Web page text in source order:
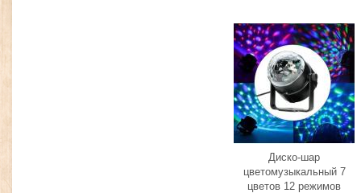
Диско-шар
цветомузыкальный 7
цветов 12 режимов